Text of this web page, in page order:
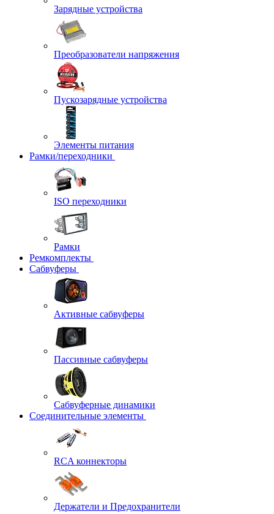
Зарядные устройства
Преобразователи напряжения
Пускозарядные устройства
Элементы питания
Рамки/переходники
ISO переходники
Рамки
Ремкомплекты
Сабвуферы
Активные сабвуферы
Пассивные сабвуферы
Сабвуферные динамики
Соединительные элементы
RCA коннекторы
Держатели и Предохранители